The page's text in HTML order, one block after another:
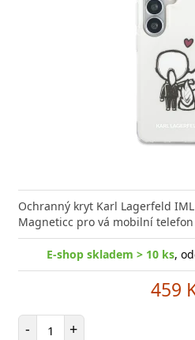
Ochranný kryt Karl Lagerfeld IML
Magneticc pro vá mobilní telefon
E-shop skladem > 10 ks,
459
- Počet položek
+
Xiaomi s podporou
bleskurychle
skladem > 10 ks, odešleme v
položek